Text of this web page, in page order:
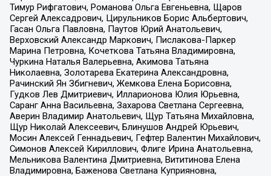
Тимур Рифгатович, Романова Ольга Евгеньевна, Щаров
Сергей Алексадрович, Цирульников Борис Альбертович,
Гасан Ольга Павловна, Паутов Юрий Анатольевич,
Верховский Александр Маркович, Пислакова-Паркер
Марина Петровна, Кочеткова Татьяна Владимировна,
Чуркина Наталья Валерьевна, Акимова Татьяна
Николаевна, Золотарева Екатерина Александровна,
Рачинский Ян Збигневич, Жемкова Елена Борисовна,
Гудков Лев Дмитриевич, Илларионова Юлия Юрьевна,
Саранг Анна Васильевна, Захарова Светлана Сергеевна,
Аверин Владимир Анатольевич, Щур Татьяна Михайловна,
Щур Николай Алексеевич, Блинушов Андрей Юрьевич,
Мосин Алексей Геннадьевич, Гефтер Валентин Михайлович,
Симонов Алексей Кириллович, Флиге Ирина Анатольевна,
Мельникова Валентина Дмитриевна, Вититинова Елена
Владимировна, Баженова Светлана Куприяновна,